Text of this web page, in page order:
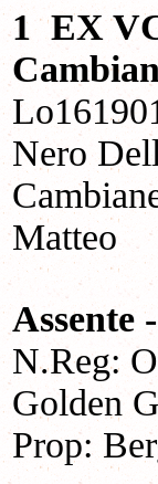
1 EX
Nero
Matteo
Assente
N.Reg:
Golden
Prop: